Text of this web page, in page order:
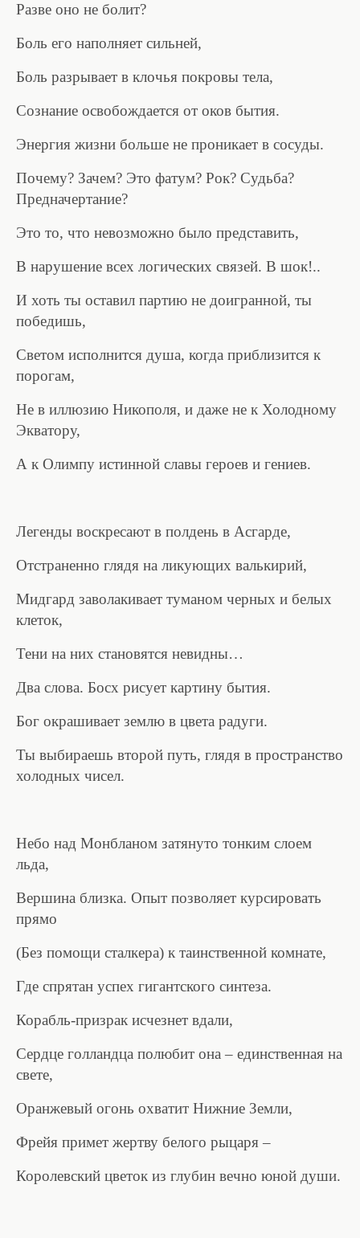
Разве оно не болит?
Боль его наполняет сильней,
Боль разрывает в клочья покровы тела,
Сознание освобождается от оков бытия.
Энергия жизни больше не проникает в сосуды.
Почему? Зачем? Это фатум? Рок? Судьба?
Предначертание?
Это то, что невозможно было представить,
В нарушение всех логических связей. В шок!..
И хоть ты оставил партию не доигранной, ты
победишь,
Светом исполнится душа, когда приблизится к
порогам,
Не в иллюзию Никополя, и даже не к Холодному
Экватору,
А к Олимпу истинной славы героев и гениев.
Легенды воскресают в полдень в Асгарде,
Отстраненно глядя на ликующих валькирий,
Мидгард заволакивает туманом черных и белых
клеток,
Тени на них становятся невидны…
Два слова. Босх рисует картину бытия.
Бог окрашивает землю в цвета радуги.
Ты выбираешь второй путь, глядя в пространство
холодных чисел.
Небо над Монбланом затянуто тонким слоем
льда,
Вершина близка. Опыт позволяет курсировать
прямо
(Без помощи сталкера) к таинственной комнате,
Где спрятан успех гигантского синтеза.
Корабль-призрак исчезнет вдали,
Сердце голландца полюбит она – единственная на
свете,
Оранжевый огонь охватит Нижние Земли,
Фрейя примет жертву белого рыцаря –
Королевский цветок из глубин вечно юной души.